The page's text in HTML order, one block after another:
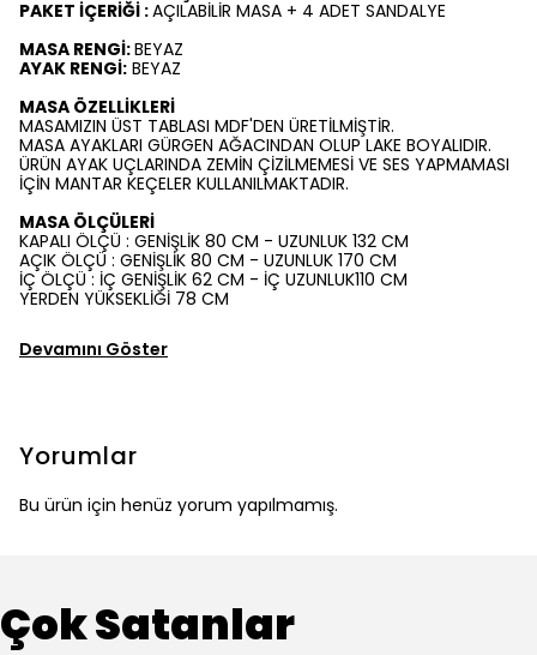
PAKET İÇERİĞİ :AÇILABİLİR MASA + 4 ADET SANDALYE
MASA RENGİ:BEYAZ
AYAK RENGİ: BEYAZ
MASA ÖZELLİKLERİ
MASAMIZIN ÜST TABLASI MDF'DEN ÜRETİLMİŞTİR.
MASA AYAKLARI GÜRGEN AĞACINDAN OLUP LAKE BOYALIDIR.
ÜRÜN AYAK UÇLARINDA ZEMİN ÇİZİLMEMESİ VE SES YAPMAMASI
İÇİN MANTAR KEÇELER KULLANILMAKTADIR.
MASA ÖLÇÜLERİ
KAPALI ÖLÇÜ : GENİŞLİK 80 CM - UZUNLUK 132 CM
AÇIK ÖLÇÜ : GENİŞLİK 80 CM - UZUNLUK 170 CM
İÇ ÖLÇÜ : İÇ GENİŞLİK 62 CM - İÇ UZUNLUK110 CM
YERDEN YÜKSEKLİĞİ 78 CM
Devamını Göster
Yorumlar
Bu ürün için henüz yorum yapılmamış.
Çok Satanlar